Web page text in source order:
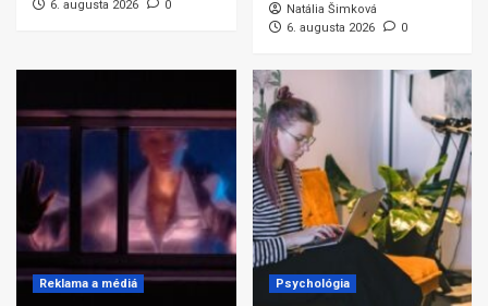
6. augusta 2026
0
Natália Šimková
6. augusta 2026
0
Reklama a médiá Psychológia